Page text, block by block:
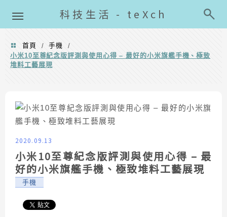
科技生活 - teXch
首頁 / 手機
/
小米10至尊紀念版評測與使用心得 – 最好的小米旗艦手機、極致
堆料工藝展現
2020.09.13
小米10至尊紀念版評測與使用心得 – 最
好的小米旗艦手機、極致堆料工藝展現
手機